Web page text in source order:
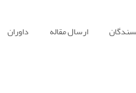
ارسال مقاله داوران